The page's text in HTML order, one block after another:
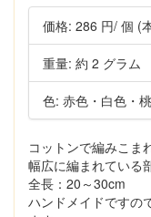
価格: 286 円/ 個 (
重量: 約 2 グラム
色: 赤色・白色・
コットンで編みこま
幅広に編まれている
全長：20～30cm
ハンドメイドですの